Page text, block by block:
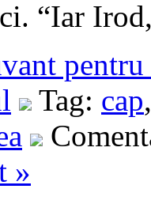
“Iar
Tag: cap
»